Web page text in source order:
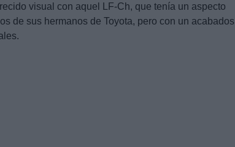
visual con aquel LF-Ch, que tenía un aspecto
de sus hermanos de Toyota, pero con un acabados